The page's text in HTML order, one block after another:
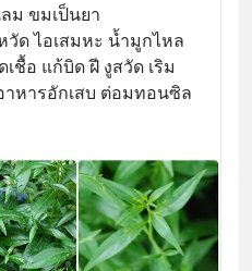
ม ขมเป็นยา
ด ไอเสมหะ น้ำมูกไหล
ชื้อ แก้บิด ฝี งูสวัด เริม
าหารอักเสบ ต่อมทอนซิล